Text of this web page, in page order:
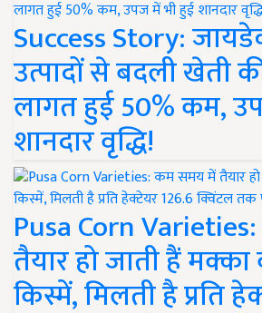
Success Story:
उत्पादों से बदली खेती
लागत हुई 50% कम,
शानदार वृद्धि!
Pusa Corn
तैयार हो जाती हैं
किस्में, मिलती है प्रति